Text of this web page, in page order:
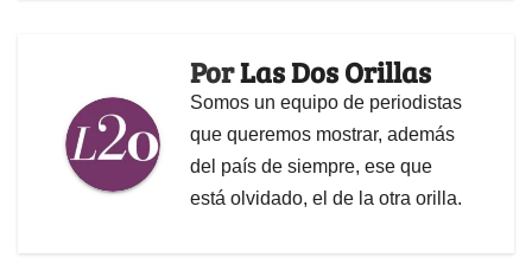
PorLas Dos Orillas
Somos un equipo de periodistas
que queremos mostrar, además
del país de siempre, ese que
está olvidado, el de la otra orilla.